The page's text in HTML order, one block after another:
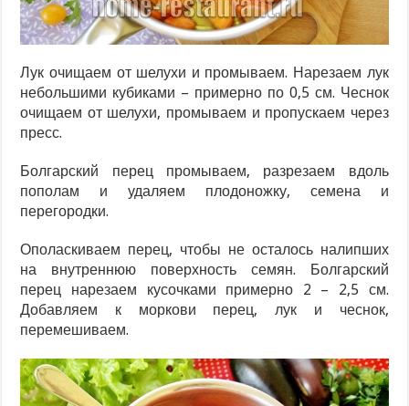
Лук очищаем от шелухи и промываем. Нарезаем лук
небольшими кубиками – примерно по 0,5 см. Чеснок
очищаем от шелухи, промываем и пропускаем через
пресс.
Болгарский перец промываем, разрезаем вдоль
пополам и удаляем плодоножку, семена и
перегородки.
Ополаскиваем перец, чтобы не осталось налипших
на внутреннюю поверхность семян. Болгарский
перец нарезаем кусочками примерно 2 – 2,5 см.
Добавляем к моркови перец, лук и чеснок,
перемешиваем.